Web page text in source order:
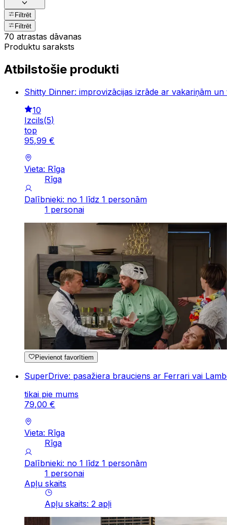
Filtrēt
Filtrēt
70 atrastas dāvanas
Produktu saraksts
Atbilstošie produkti
Shitty Dinner: improvizācijas izrāde ar vakariņām
10
Izcils(5)
top
95,99 €
Vieta: Rīga
Rīga
Dalībnieki: no 1 līdz 1 personām
1 personai
Pievienot favorītiem
SuperDrive: pasažiera brauciens ar Ferrari vai
tikai pie mums
79,00 €
Vieta: Rīga
Rīga
Dalībnieki: no 1 līdz 1 personām
1 personai
Apļu skaits
Apļu skaits: 2 apļi